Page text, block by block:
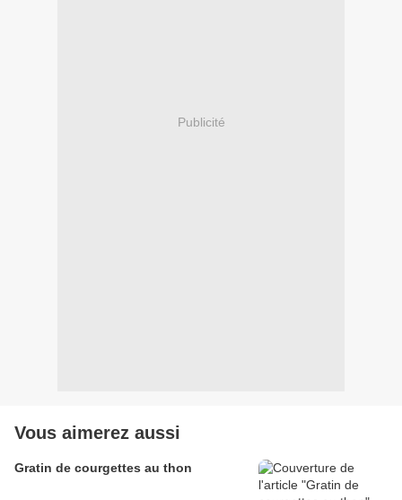
Publicité
Vous aimerez aussi
Gratin de courgettes au thon